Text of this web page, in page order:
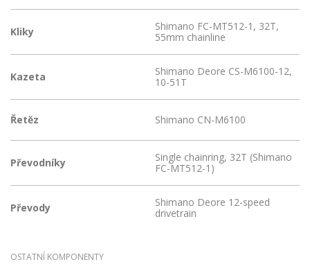
Kliky
Shimano FC-MT512-1, 32T,
55mm chainline
Kazeta
Shimano Deore CS-M6100-12,
10-51T
Řetěz Shimano CN-M6100
Převodníky
Single chainring, 32T (Shimano
FC-MT512-1)
Převody
Shimano Deore 12-speed
drivetrain
OSTATNÍ KOMPONENTY